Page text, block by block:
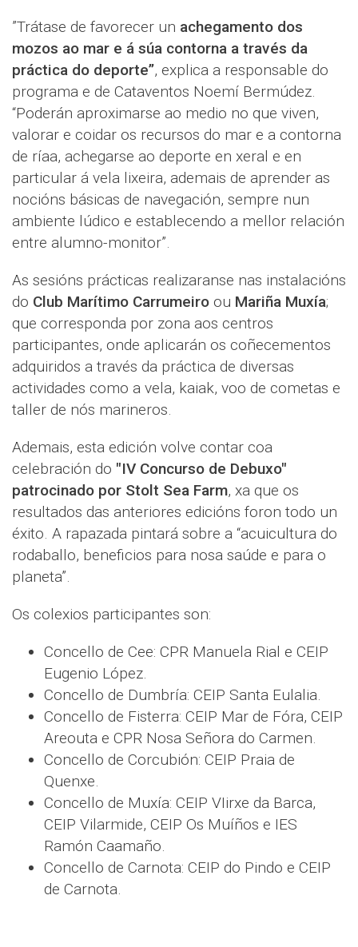
”Trátase de favorecer un achegamento dos
mozos ao mar e á súa contorna a través da
práctica do deporte”, explica a responsable do
programa e de Cataventos Noemí Bermúdez.
“Poderán aproximarse ao medio no que viven,
valorar e coidar os recursos do mar e a contorna
de ríaa, achegarse ao deporte en xeral e en
particular á vela lixeira, ademais de aprender as
nocións básicas de navegación, sempre nun
ambiente lúdico e establecendo a mellor relación
entre alumno-monitor”.
As sesións prácticas realizaranse nas instalacións
do Club Marítimo Carrumeiro ou Mariña Muxía;
que corresponda por zona aos centros
participantes, onde aplicarán os coñecementos
adquiridos a través da práctica de diversas
actividades como a vela, kaiak, voo de cometas e
taller de nós marineros.
Ademais, esta edición volve contar coa
celebración do "IV Concurso de Debuxo"
patrocinado por Stolt Sea Farm, xa que os
resultados das anteriores edicións foron todo un
éxito. A rapazada pintará sobre a “acuicultura do
rodaballo, beneficios para nosa saúde e para o
planeta”.
Os colexios participantes son:
Concello de Cee: CPR Manuela Rial e CEIP
Eugenio López.
Concello de Dumbría: CEIP Santa Eulalia.
Concello de Fisterra: CEIP Mar de Fóra, CEIP
Areouta e CPR Nosa Señora do Carmen.
Concello de Corcubión: CEIP Praia de
Quenxe.
Concello de Muxía: CEIP VIirxe da Barca,
CEIP Vilarmide, CEIP Os Muíños e IES
Ramón Caamaño.
Concello de Carnota: CEIP do Pindo e CEIP
de Carnota.